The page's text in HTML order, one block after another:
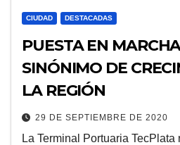
CIUDAD DESTACADAS
PUESTA EN
SINÓNIMO DE
LA REGIÓN
29 DE SEPTIEMBRE DE 2020
La Terminal Portuaria